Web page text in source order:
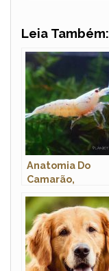
Leia Também:
Anatomia Do
Camarão,
Cientifico